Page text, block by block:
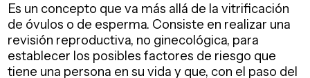
Es un concepto que va más allá de la vitrificación
de óvulos o de esperma. Consiste en realizar una
revisión reproductiva, no ginecológica, para
establecer los posibles factores de riesgo que
tiene una persona en su vida y que, con el paso del